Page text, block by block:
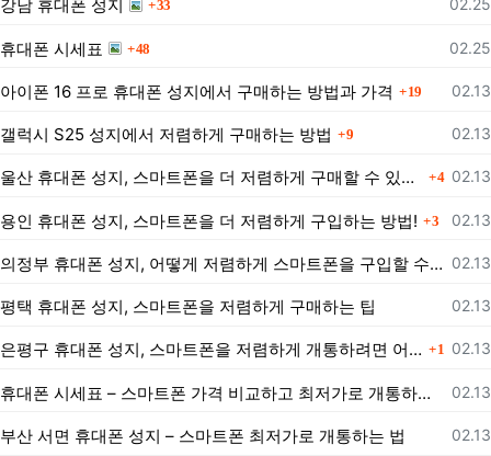
02.25
강남 휴대폰 성지 33
등록
02.25
휴대폰 시세표 48
등록
02.13
아이폰 16 프로 휴대폰 성지에서 구매하는 방법과 가격 19
등록
02.13
갤럭시 S25 성지에서 저렴하게 구매하는 방법 9
등록
02.13
울산 휴대폰 성지, 스마트폰을 더 저렴하게 구매할 수 있는 방법은? 댓글
4
등록
02.13
용인 휴대폰 성지, 스마트폰을 더 저렴하게 구입하는 방법! 댓글
3
등록
02.13
의정부 휴대폰 성지, 어떻게 저렴하게 스마트폰을 구입할 수 있을까?
등록
02.13
평택 휴대폰 성지, 스마트폰을 저렴하게 구매하는 팁
등록
02.13
은평구 휴대폰 성지, 스마트폰을 저렴하게 개통하려면 어떻게 해야 할까? 댓글
1
등록
02.13
휴대폰 시세표 – 스마트폰 가격 비교하고 최저가로 개통하는 법
등록
02.13
부산 서면 휴대폰 성지 – 스마트폰 최저가로 개통하는 법